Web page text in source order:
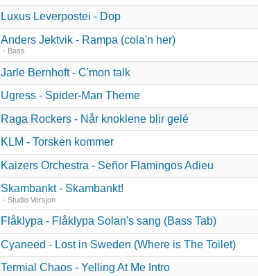
Luxus Leverpostei - Dop
Anders Jektvik - Rampa (cola'n her)
- Bass
Jarle Bernhoft - C'mon talk
Ugress - Spider-Man Theme
Raga Rockers - Når knoklene blir gelé
KLM - Torsken kommer
Kaizers Orchestra - Señor Flamingos Adieu
Skambankt - Skambankt!
- Studio Versjon
Flåklypa - Flåklypa Solan's sang (Bass Tab)
Cyaneed - Lost in Sweden (Where is The Toilet)
Termial Chaos - Yelling At Me Intro